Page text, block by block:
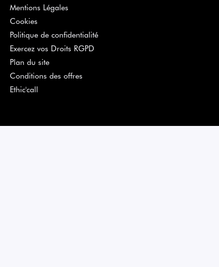
Mentions Légales
Cookies
Politique de confidentialité
Exercez vos Droits RGPD
Plan du site
Conditions des offres
Ethic'call